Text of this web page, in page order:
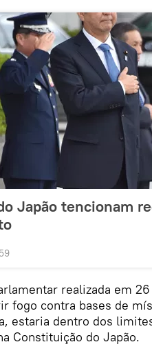
Japão tencionam
realizada em
fogo contra bases de
estaria dentro dos
Constituição do Japão.